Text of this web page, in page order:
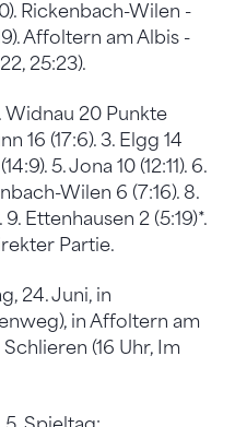
Rickenbach-Wilen -
Affoltern am Albis -
25:23).
Widnau 20 Punkte
16 (17:6). 3. Elgg 14
5. Jona 10 (12:11). 6.
Wilen 6 (7:16). 8.
Ettenhausen 2 (5:19)*.
Partie.
24. Juni, in
in Affoltern am
(16 Uhr, Im